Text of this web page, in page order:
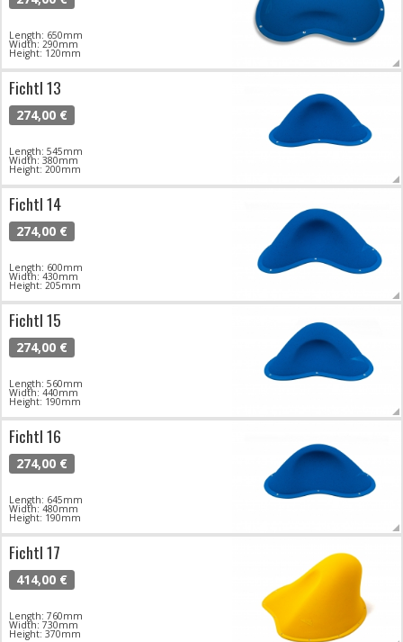
Length: 650mm
Width: 290mm
Height: 120mm
Fichtl 13
274,00 €
Length: 545mm
Width: 380mm
Height: 200mm
Fichtl 14
274,00 €
Length: 600mm
Width: 430mm
Height: 205mm
Fichtl 15
274,00 €
Length: 560mm
Width: 440mm
Height: 190mm
Fichtl 16
274,00 €
Length: 645mm
Width: 480mm
Height: 190mm
Fichtl 17
414,00 €
Length: 760mm
Width: 730mm
Height: 370mm